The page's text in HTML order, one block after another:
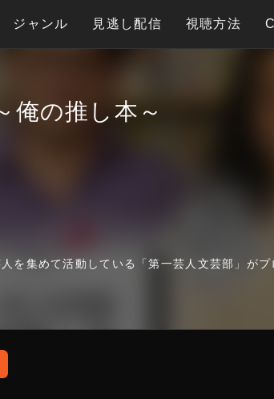
ジャンル 見逃し配信 視聴方法
俺の推し本～
を集めて活動している「第一芸人文芸部」がプ